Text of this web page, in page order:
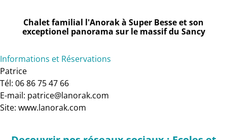
Chalet familial l'Anorak à Super Besse et son
exceptionel panorama sur le massif du Sancy
Informations et Réservations
Patrice
Tél: 06 86 75 47 66
E-mail: patrice@lanorak.com
Site: www.lanorak.com